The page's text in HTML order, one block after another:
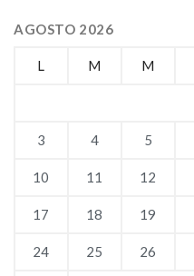
AGOSTO 2026
L M M
3 4 5
10 11 12
17 18 19
24 25 26